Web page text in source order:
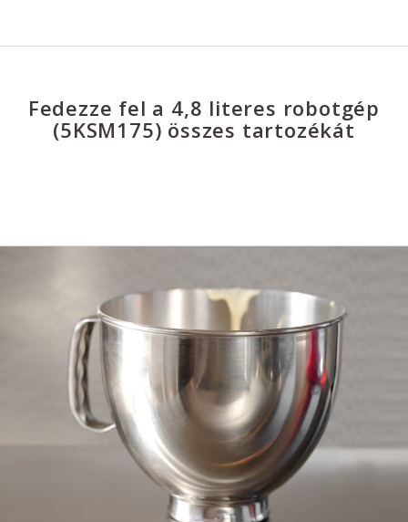
Fedezze fel a 4,8 literes robotgép
(5KSM175) összes tartozékát